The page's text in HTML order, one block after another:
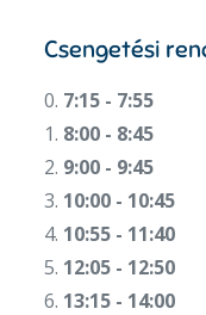
Csengetési
0. 7:15 - 7:55
1. 8:00 - 8:45
2. 9:00 - 9:45
3. 10:00 - 10:45
4. 10:55 - 11:40
5. 12:05 - 12:50
6. 13:15 - 14:00